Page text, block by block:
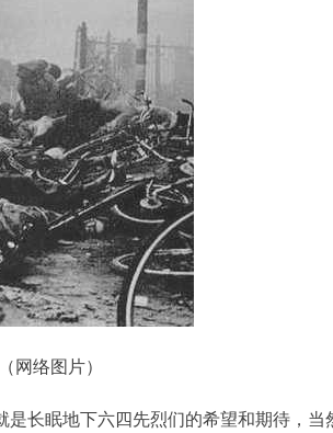
网络图片）
长眠地下六四先烈们的希望和期待，当